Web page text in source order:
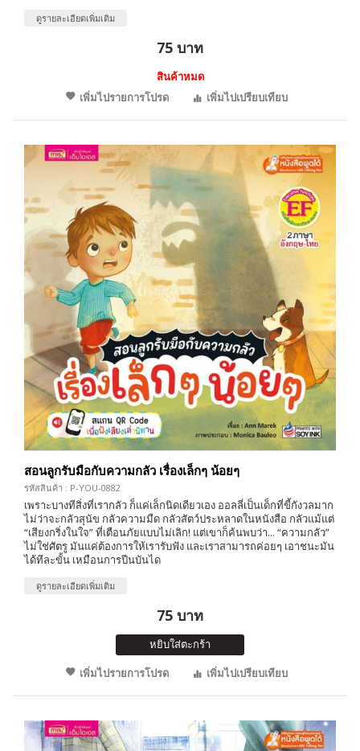
ดูรายละเอียดเพิ่มเติม
75 บาท
สินค้าหมด
เพิ่มไปรายการโปรด
เพิ่มไปเปรียบเทียบ
สอนลูกรับมือกับความกลัว เรื่องเล็กๆ น้อยๆ
รหัสสินค้า : P-YOU-0882
เพราะบางทีสิ่งที่เรากลัว ก็แค่เล็กนิดเดียวเอง ออลลี่เป็นเด็กที่ขี้กังวลมาก
ไม่ว่าจะกลัวสุนัข กลัวความมืด กลัวสัตว์ประหลาดในหนังสือ กลัวแม้แต่
“เสียงกริ่งในใจ” ที่เตือนภัยแบบไม่เลิก! แต่เขาก็ค้นพบว่า... “ความกลัว”
ไม่ใช่ศัตรู มันแค่ต้องการให้เรารับฟัง และเราสามารถค่อยๆ เอาชนะมัน
ได้ทีละขั้น เหมือนการปีนบันได
ดูรายละเอียดเพิ่มเติม
75 บาท
หยิบใส่ตะกร้า
เพิ่มไปรายการโปรด
เพิ่มไปเปรียบเทียบ